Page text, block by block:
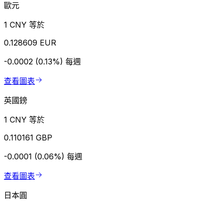
歐元
1 CNY 等於
0.128609 EUR
-0.0002 (0.13%) 每週
查看圖表
英國鎊
1 CNY 等於
0.110161 GBP
-0.0001 (0.06%) 每週
查看圖表
日本圓